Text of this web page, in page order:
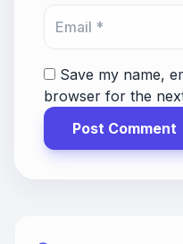
Save my name,
browser for the
Post Comment